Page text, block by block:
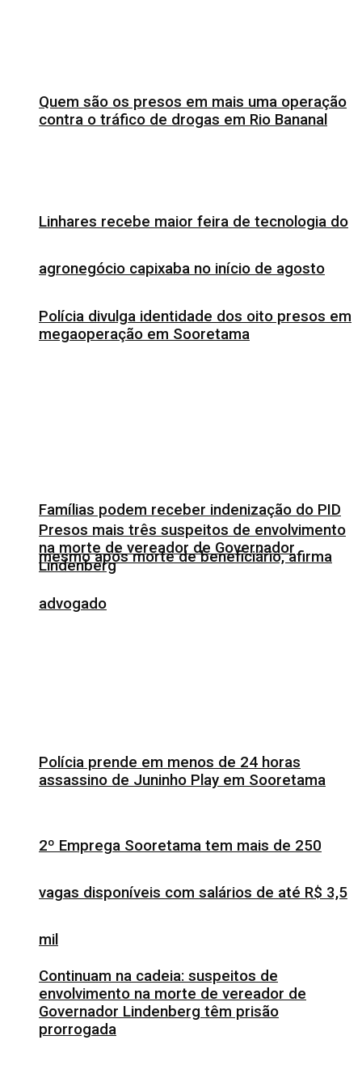
Linhares recebe maior feira de tecnologia do
agronegócio capixaba no início de agosto
Famílias podem receber indenização do PID
mesmo após morte de beneficiário, afirma
advogado
2º Emprega Sooretama tem mais de 250
vagas disponíveis com salários de até R$ 3,5
mil
Quem são os presos em mais uma operação
contra o tráfico de drogas em Rio Bananal
Polícia divulga identidade dos oito presos em
megaoperação em Sooretama
Presos mais três suspeitos de envolvimento
na morte de vereador de Governador
Lindenberg
Polícia prende em menos de 24 horas
assassino de Juninho Play em Sooretama
Continuam na cadeia: suspeitos de
envolvimento na morte de vereador de
Governador Lindenberg têm prisão
prorrogada